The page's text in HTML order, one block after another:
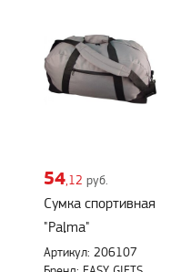
54,12руб.
Сумка спортивная
"Palma"
Артикул: 206107